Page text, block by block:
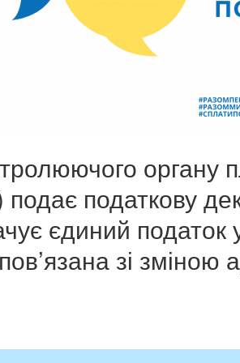
органу
подає податкову
єдиний податок
зі зміною